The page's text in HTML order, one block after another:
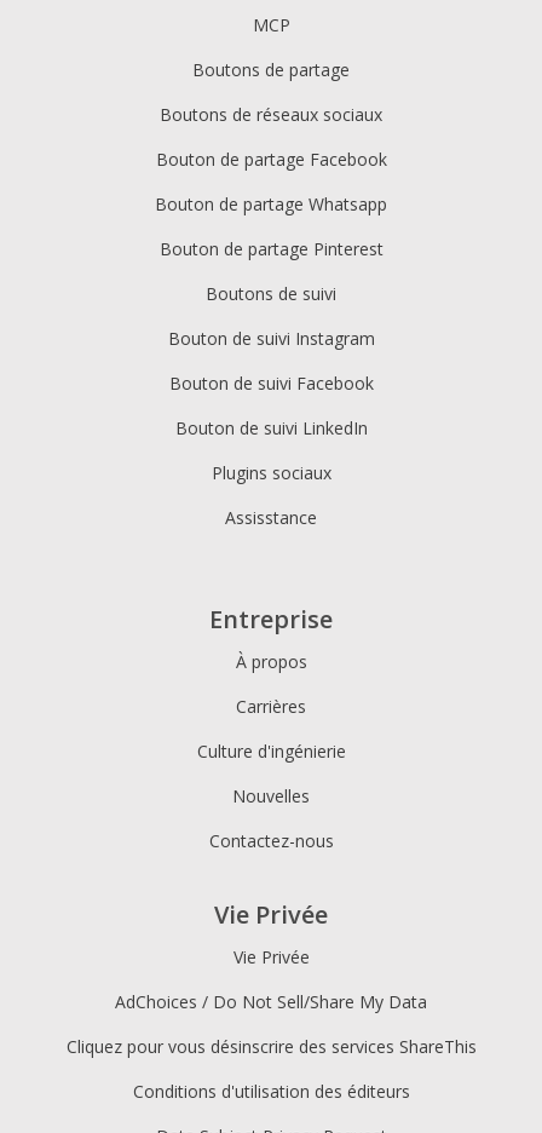
MCP
Boutons de partage
Boutons de réseaux sociaux
Bouton de partage Facebook
Bouton de partage Whatsapp
Bouton de partage Pinterest
Boutons de suivi
Bouton de suivi Instagram
Bouton de suivi Facebook
Bouton de suivi LinkedIn
Plugins sociaux
Assisstance
Entreprise
À propos
Carrières
Culture d'ingénierie
Nouvelles
Contactez-nous
Vie Privée
Vie Privée
AdChoices / Do Not Sell/Share My Data
Cliquez pour vous désinscrire des services ShareThis
Conditions d'utilisation des éditeurs